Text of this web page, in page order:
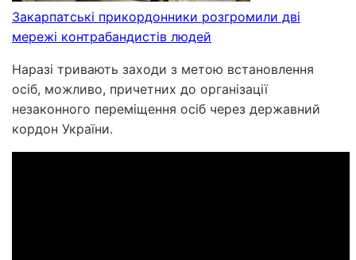
Закарпатські прикордонники розгромили дві
мережі контрабандистів людей
Наразі тривають заходи з метою встановлення
осіб, можливо, причетних до організації
незаконного переміщення осіб через державний
кордон України.